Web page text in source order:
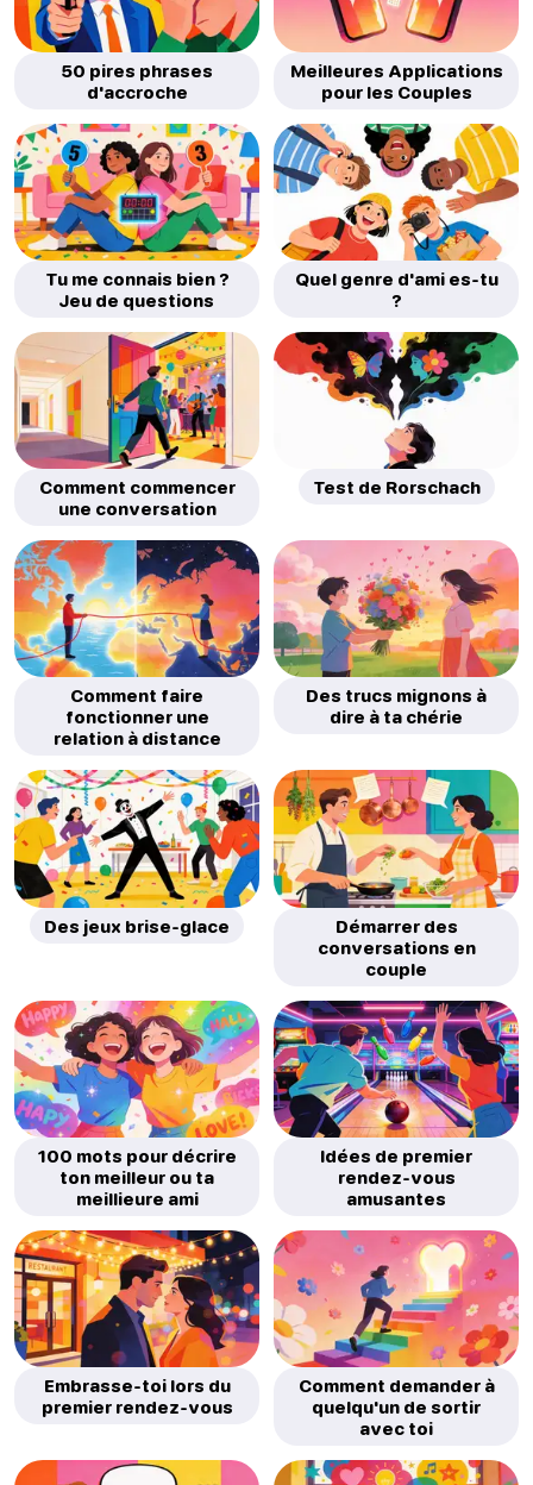
50 pires phrases
d'accroche
Meilleures Applications
pour les Couples
Tu me connais bien ?
Jeu de questions
Quel genre d'ami es-tu
?
Comment commencer
une conversation
Test de Rorschach
Comment faire
fonctionner une
relation à distance
Des trucs mignons à
dire à ta chérie
Des jeux brise-glace
Démarrer des
conversations en
couple
100 mots pour décrire
ton meilleur ou ta
meillieure ami
Idées de premier
rendez-vous
amusantes
Embrasse-toi lors du
premier rendez-vous
Comment demander à
quelqu'un de sortir
avec toi